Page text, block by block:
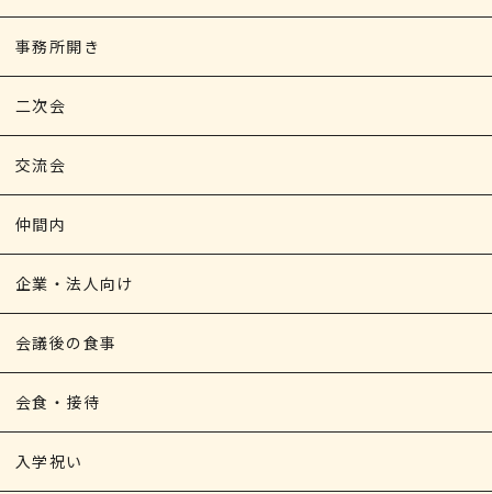
事務所開き
二次会
交流会
仲間内
企業・法人向け
会議後の食事
会食・接待
入学祝い